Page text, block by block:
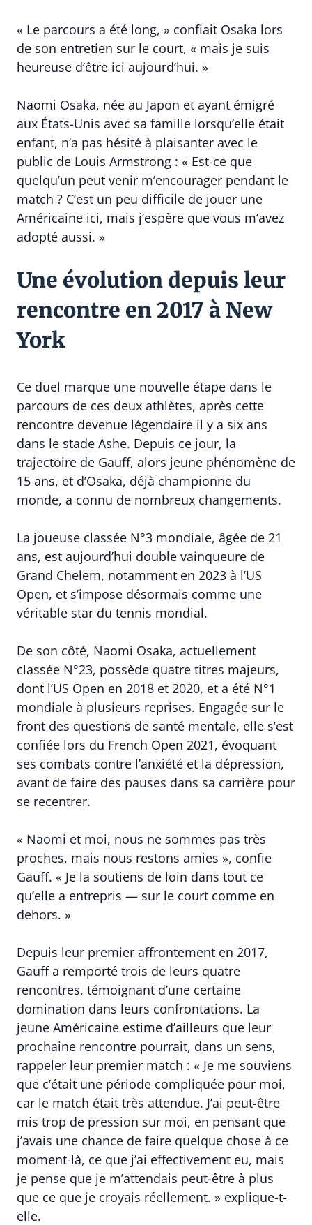
« Le parcours a été long, » confiait Osaka lors
de son entretien sur le court, « mais je suis
heureuse d’être ici aujourd’hui. »
Naomi Osaka, née au Japon et ayant émigré
aux États-Unis avec sa famille lorsqu’elle était
enfant, n’a pas hésité à plaisanter avec le
public de Louis Armstrong : « Est-ce que
quelqu’un peut venir m’encourager pendant le
match ? C’est un peu difficile de jouer une
Américaine ici, mais j’espère que vous m’avez
adopté aussi. »
Une évolution depuis leur
rencontre en 2017 à New
York
Ce duel marque une nouvelle étape dans le
parcours de ces deux athlètes, après cette
rencontre devenue légendaire il y a six ans
dans le stade Ashe. Depuis ce jour, la
trajectoire de Gauff, alors jeune phénomène de
15 ans, et d’Osaka, déjà championne du
monde, a connu de nombreux changements.
La joueuse classée N°3 mondiale, âgée de 21
ans, est aujourd’hui double vainqueure de
Grand Chelem, notamment en 2023 à l’US
Open, et s’impose désormais comme une
véritable star du tennis mondial.
De son côté, Naomi Osaka, actuellement
classée N°23, possède quatre titres majeurs,
dont l’US Open en 2018 et 2020, et a été N°1
mondiale à plusieurs reprises. Engagée sur le
front des questions de santé mentale, elle s’est
confiée lors du French Open 2021, évoquant
ses combats contre l’anxiété et la dépression,
avant de faire des pauses dans sa carrière pour
se recentrer.
« Naomi et moi, nous ne sommes pas très
proches, mais nous restons amies », confie
Gauff. « Je la soutiens de loin dans tout ce
qu’elle a entrepris — sur le court comme en
dehors. »
Depuis leur premier affrontement en 2017,
Gauff a remporté trois de leurs quatre
rencontres, témoignant d’une certaine
domination dans leurs confrontations. La
jeune Américaine estime d’ailleurs que leur
prochaine rencontre pourrait, dans un sens,
rappeler leur premier match : « Je me souviens
que c’était une période compliquée pour moi,
car le match était très attendue. J’ai peut-être
mis trop de pression sur moi, en pensant que
j’avais une chance de faire quelque chose à ce
moment-là, ce que j’ai effectivement eu, mais
je pense que je m’attendais peut-être à plus
que ce que je croyais réellement. » explique-t-
elle.